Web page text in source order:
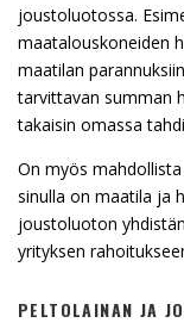
joustoluotossa.
maatalouskoneiden
maatilan
tarvittavan summan
takaisin omassa
On myös
sinulla on maatila ja
joustoluoton
yrityksen
PELTOLAINAN JA